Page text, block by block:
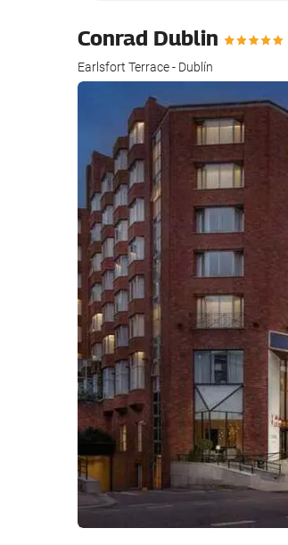
Conrad Dublin
Earlsfort Terrace - Dublín